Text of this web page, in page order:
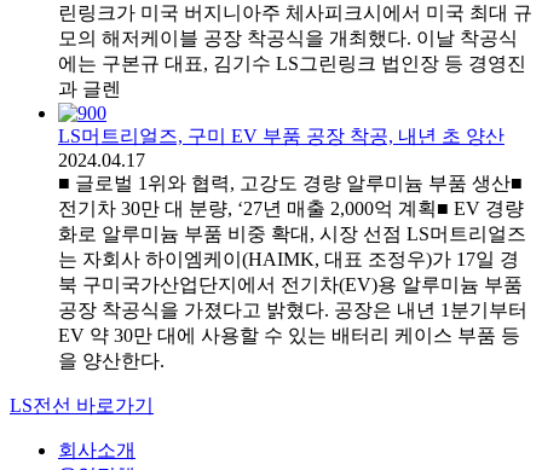
린링크가 미국 버지니아주 체사피크시에서 미국 최대 규
모의 해저케이블 공장 착공식을 개최했다. 이날 착공식
에는 구본규 대표, 김기수 LS그린링크 법인장 등 경영진
과 글렌
LS머트리얼즈, 구미 EV 부품 공장 착공, 내년 초 양산
2024.04.17
■ 글로벌 1위와 협력, 고강도 경량 알루미늄 부품 생산■
전기차 30만 대 분량, ‘27년 매출 2,000억 계획■ EV 경량
화로 알루미늄 부품 비중 확대, 시장 선점 LS머트리얼즈
는 자회사 하이엠케이(HAIMK, 대표 조정우)가 17일 경
북 구미국가산업단지에서 전기차(EV)용 알루미늄 부품
공장 착공식을 가졌다고 밝혔다. 공장은 내년 1분기부터
EV 약 30만 대에 사용할 수 있는 배터리 케이스 부품 등
을 양산한다.
LS전선 바로가기
회사소개